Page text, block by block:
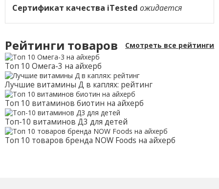
Сертификат качества iTested ожидается
Рейтинги товаров Смотреть все рейтинги
Топ 10 Омега-3 на айхерб
Лучшие витамины Д в каплях: рейтинг
Топ 10 витаминов биотин на айхерб
Топ-10 витаминов Д3 для детей
Топ 10 товаров бренда NOW Foods на айхерб